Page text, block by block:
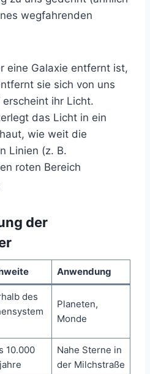
wegfahrenden
eine Galaxie entfernt ist,
sie sich von uns
erscheint ihr Licht.
das Licht in ein
wie weit die
Linien (z. B.
roten Bereich
der
Anwendung
des
Planeten,
Monde
10.000
Nahe Sterne in
der Milchstraße